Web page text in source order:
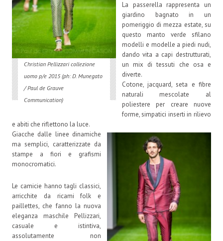
Christian Pellizzari collezione
uomo p/e 2015 (ph: D. Munegato
/ Paul de Grauve
Communication)
La passerella rappresenta un
giardino bagnato in un
pomeriggio di mezza estate, su
questo manto verde sfilano
modelli e modelle a piedi nudi,
dando vita a capi destrutturati,
un mix di tessuti che osa e
diverte.
Cotone, jacquard, seta e fibre
naturali mescolate al
poliestere per creare nuove
forme, simpatici inserti in rilievo
e abiti che riflettono la luce.
Giacche dalle linee dinamiche
ma semplici, caratterizzate da
stampe a fiori e grafismi
monocromatici.
Le camicie hanno tagli classici,
arricchite da ricami folk e
paillettes, che fanno la nuova
eleganza maschile Pellizzari,
casuale e istintiva,
assolutamente non